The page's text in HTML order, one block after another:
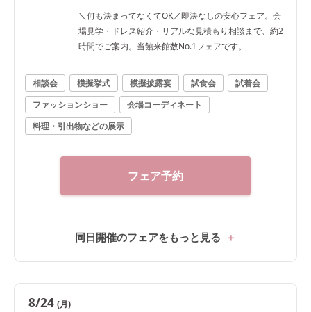
＼何も決まってなくてOK／即決なしの安心フェア。会
場見学・ドレス紹介・リアルな見積もり相談まで、約2
時間でご案内。当館来館数No.1フェアです。
相談会 模擬挙式 模擬披露宴 試食会
試着会
ファッションショー
会場コーディネート
料理・引出物などの展示
フェア予約
同日開催のフェアをもっと見る
8/24 (月)